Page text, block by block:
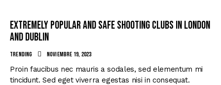
Extremely popular and safe shooting clubs in London
and Dublin
Trending noviembre 19, 2023
Proin faucibus nec mauris a sodales, sed elementum mi
tincidunt. Sed eget viverra egestas nisi in consequat.